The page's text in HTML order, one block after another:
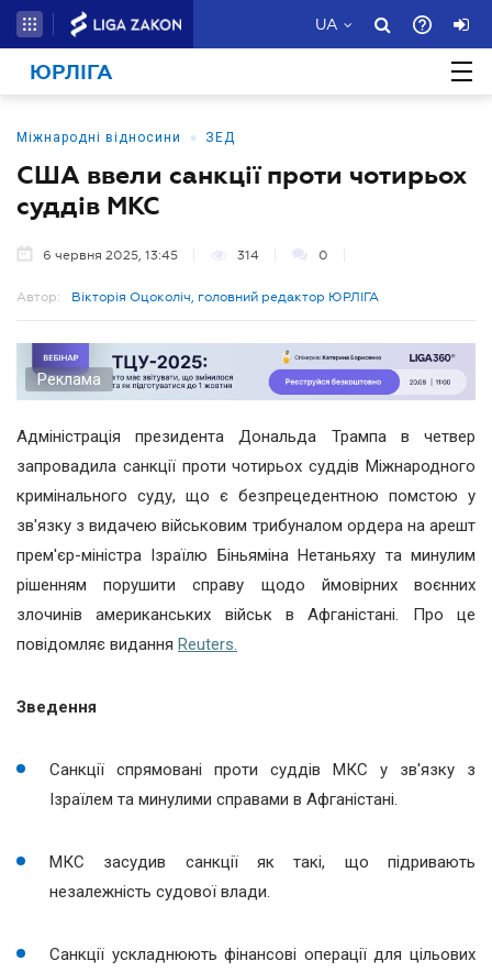
UA
ЮРЛІГА
Міжнародні відносини • ЗЕД
США ввели санкції проти чотирьох
суддів МКС
6 червня 2025, 13:45 314 0
Автор: Вікторія Оцоколіч, головний редактор ЮРЛІГА
Реклама
Адміністрація президента Дональда Трампа в четвер
запровадила санкції проти чотирьох суддів Міжнародного
кримінального суду, що є безпрецедентною помстою у
зв'язку з видачею військовим трибуналом ордера на арешт
прем'єр-міністра Ізраїлю Біньяміна Нетаньяху та минулим
рішенням порушити справу щодо ймовірних воєнних
злочинів американських військ в Афганістані. Про це
повідомляє видання Reuters.
Зведення
Санкції спрямовані проти суддів МКС у зв'язку з
Ізраїлем та минулими справами в Афганістані.
МКС засудив санкції як такі, що підривають
незалежність судової влади.
Санкції ускладнюють фінансові операції для цільових